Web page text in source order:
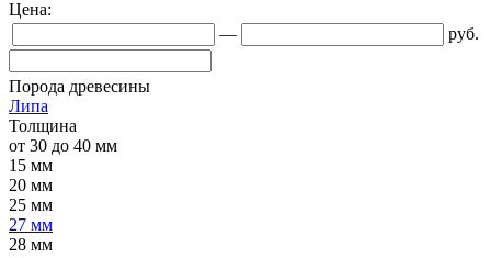
Цена:
—
руб.
Порода древесины
Липа
Толщина
от 30 до 40 мм
15 мм
20 мм
25 мм
27 мм
28 мм